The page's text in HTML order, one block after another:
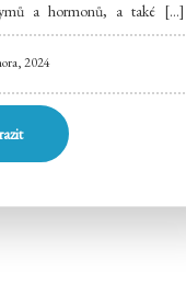
a hormonů, a také […]
2024